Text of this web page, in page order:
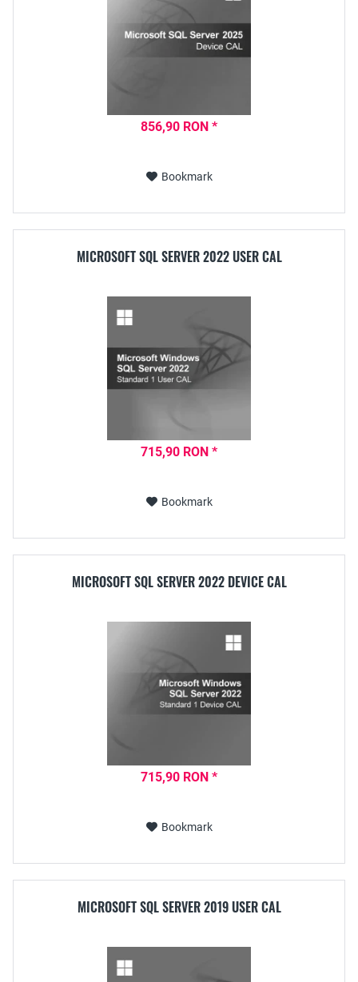
856,90 RON *
Bookmark
MICROSOFT SQL SERVER 2022 USER CAL
715,90 RON *
Bookmark
MICROSOFT SQL SERVER 2022 DEVICE CAL
715,90 RON *
Bookmark
MICROSOFT SQL SERVER 2019 USER CAL